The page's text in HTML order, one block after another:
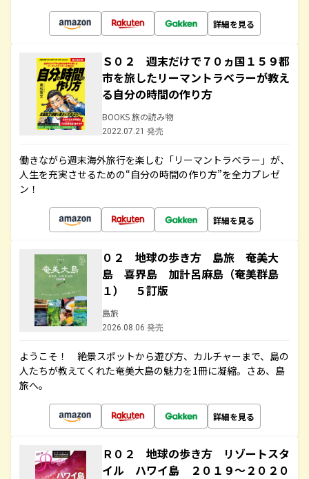
詳細を見る
Ｓ０２ 週末だけで７０ヵ国１５９都
市を旅したリーマントラベラーが教え
る自分の時間の作り方
BOOKS 旅の読み物
2022.07.21 発売
働きながら週末海外旅行を楽しむ「リーマントラベラー」が、
人生を充実させるための“自分の時間の作り方”を全力プレゼ
ン！
詳細を見る
０２ 地球の歩き方 島旅 奄美大
島 喜界島 加計呂麻島（奄美群島
１） ５訂版
島旅
2026.08.06 発売
ようこそ！ 絶景スポットから遊び方、カルチャーまで、島の
人たちが教えてくれた奄美大島の魅力を1冊に凝縮。さあ、島
旅へ。
詳細を見る
Ｒ０２ 地球の歩き方 リゾートスタ
イル ハワイ島 ２０１９～２０２０